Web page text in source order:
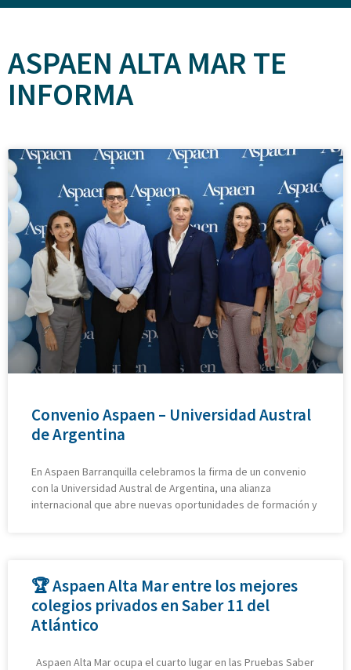
ASPAEN ALTA MAR TE
INFORMA
Convenio Aspaen – Universidad Austral
de Argentina
En Aspaen Barranquilla celebramos la firma de un convenio
con la Universidad Austral de Argentina, una alianza
internacional que abre nuevas oportunidades de formación y
🏆 Aspaen Alta Mar entre los mejores
colegios privados en Saber 11 del
Atlántico
Aspaen Alta Mar ocupa el cuarto lugar en las Pruebas Saber